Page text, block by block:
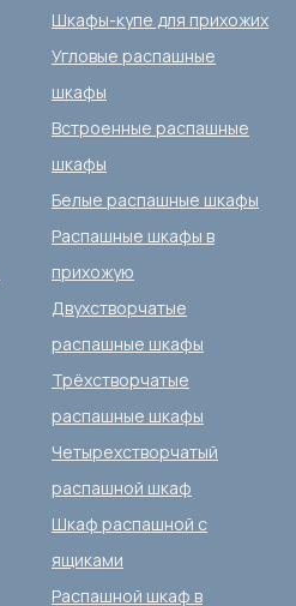
Шкафы-купе для прихожих
Угловые распашные
шкафы
Встроенные распашные
шкафы
Белые распашные шкафы
Распашные шкафы в
прихожую
Двухстворчатые
распашные шкафы
Трёхстворчатые
распашные шкафы
Четырехстворчатый
распашной шкаф
Шкаф распашной с
ящиками
Распашной шкаф в